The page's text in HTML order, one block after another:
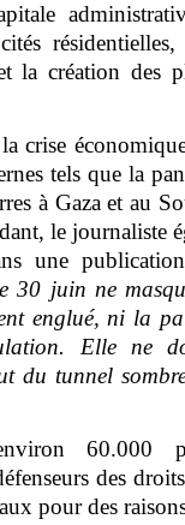
la création des
crise
tels que la
à Gaza et au
le journaliste
une
30 juin ne
englué, ni la
Elle ne
du tunnel
60.000
des
pour des